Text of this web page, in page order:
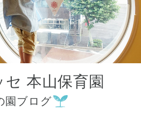
す
都道府県
から探す
セ 本山保育園
園ブログ